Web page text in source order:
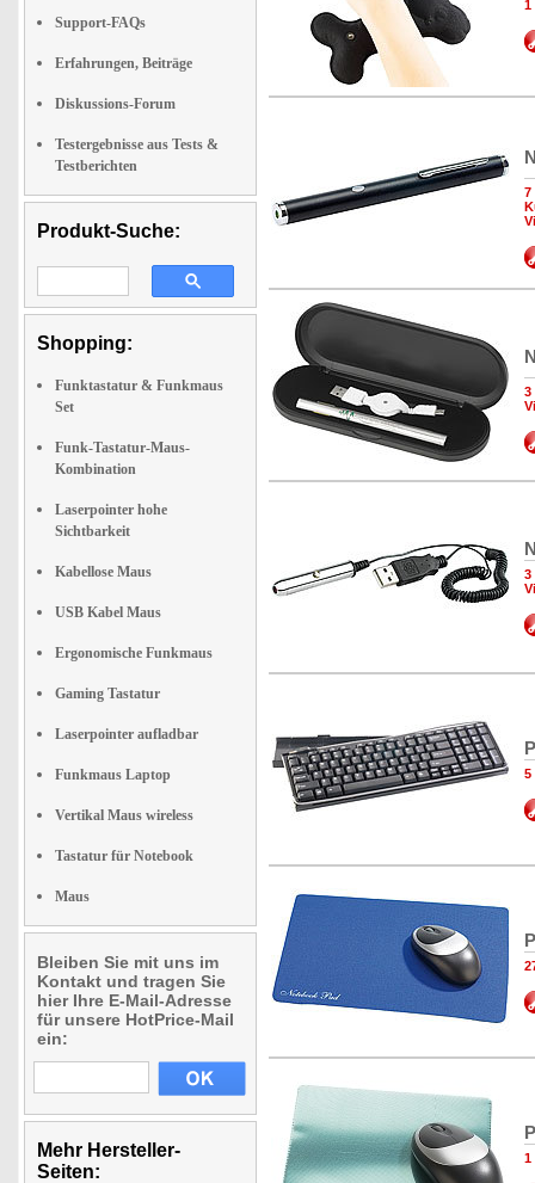
Support-FAQs
Erfahrungen, Beiträge
Diskussions-Forum
Testergebnisse aus Tests &
Testberichten
Produkt-Suche:
Shopping:
Funktastatur & Funkmaus
Set
Funk-Tastatur-Maus-
Kombination
Laserpointer hohe
Sichtbarkeit
Kabellose Maus
USB Kabel Maus
Ergonomische Funkmaus
Gaming Tastatur
Laserpointer aufladbar
Funkmaus Laptop
Vertikal Maus wireless
Tastatur für Notebook
Maus
Bleiben Sie mit uns im
Kontakt und tragen Sie
hier Ihre E-Mail-Adresse
für unsere HotPrice-Mail
ein:
Mehr Hersteller-
Seiten:
1
7
3
3
5
1